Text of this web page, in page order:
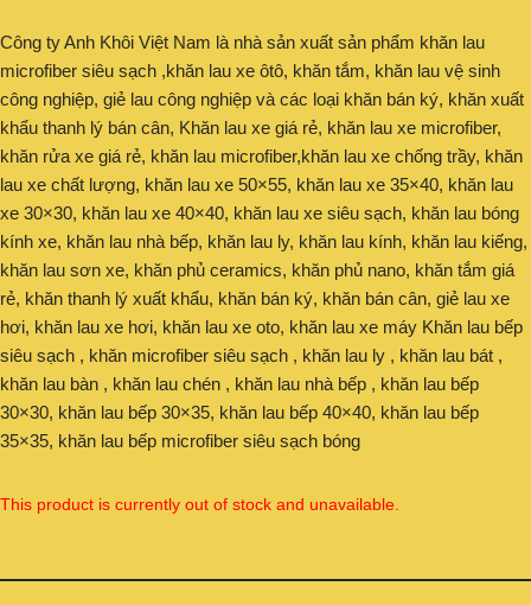
Công ty Anh Khôi Việt Nam là nhà sản xuất sản phẩm khăn lau
microfiber siêu sạch ,khăn lau xe ôtô, khăn tắm, khăn lau vệ sinh
công nghiệp, giẻ lau công nghiệp và các loại khăn bán ký, khăn xuất
khẩu thanh lý bán cân, Khăn lau xe giá rẻ, khăn lau xe microfiber,
khăn rửa xe giá rẻ, khăn lau microfiber,khăn lau xe chống trầy, khăn
lau xe chất lượng, khăn lau xe 50×55, khăn lau xe 35×40, khăn lau
xe 30×30, khăn lau xe 40×40, khăn lau xe siêu sạch, khăn lau bóng
kính xe, khăn lau nhà bếp, khăn lau ly, khăn lau kính, khăn lau kiếng,
khăn lau sơn xe, khăn phủ ceramics, khăn phủ nano, khăn tắm giá
rẻ, khăn thanh lý xuất khẩu, khăn bán ký, khăn bán cân, giẻ lau xe
hơi, khăn lau xe hơi, khăn lau xe oto, khăn lau xe máy Khăn lau bếp
siêu sạch , khăn microfiber siêu sạch , khăn lau ly , khăn lau bát ,
khăn lau bàn , khăn lau chén , khăn lau nhà bếp , khăn lau bếp
30×30, khăn lau bếp 30×35, khăn lau bếp 40×40, khăn lau bếp
35×35, khăn lau bếp microfiber siêu sạch bóng
This product is currently out of stock and unavailable.